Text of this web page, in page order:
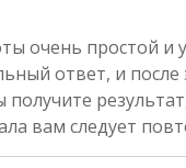
очень простой
ответ, и
получите
вам следует